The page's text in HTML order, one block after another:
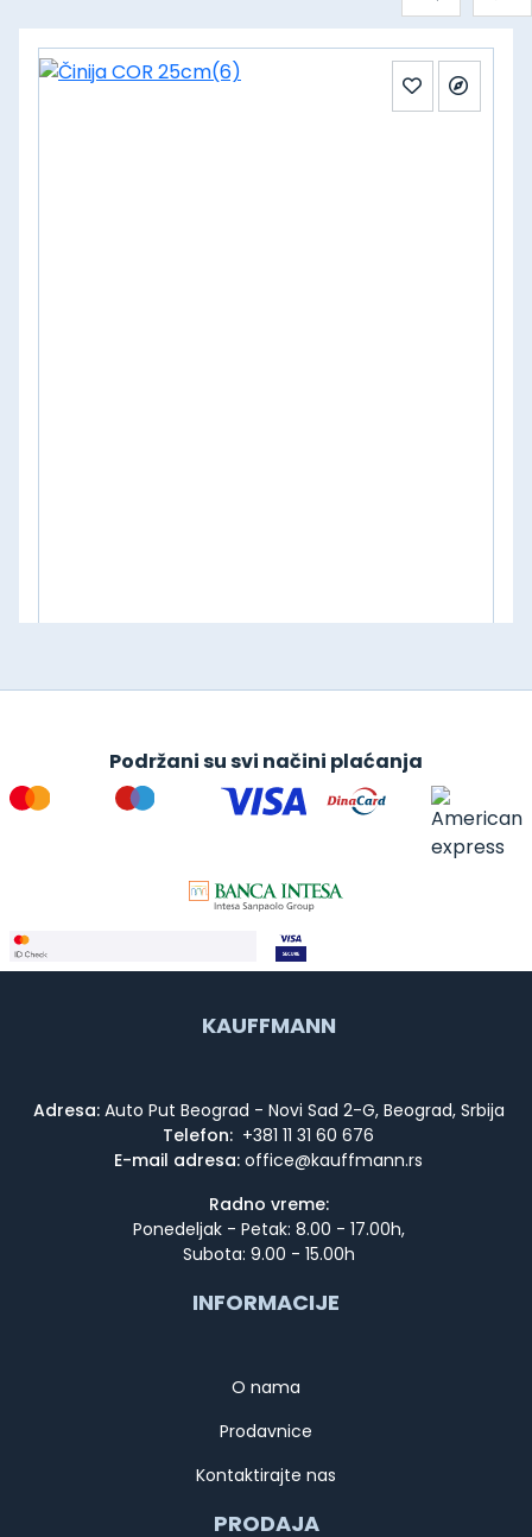
Podržani su svi načini plaćanja
KAUFFMANN
Adresa:Auto Put Beograd - Novi Sad 2-G, Beograd, Srbija
Telefon: +381 11 31 60 676
E-mail adresa:
Radno vreme:
Ponedeljak - Petak: 8.00 - 17.00h,
Subota: 9.00 - 15.00h
INFORMACIJE
O nama
Prodavnice
Kontaktirajte nas
PRODAJA